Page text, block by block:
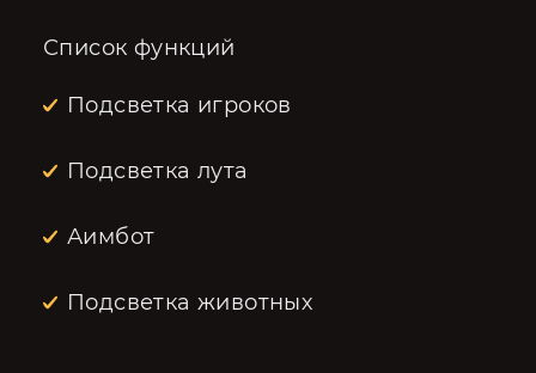
Список функций
Подсветка игроков
Подсветка лута
Аимбот
Подсветка животных